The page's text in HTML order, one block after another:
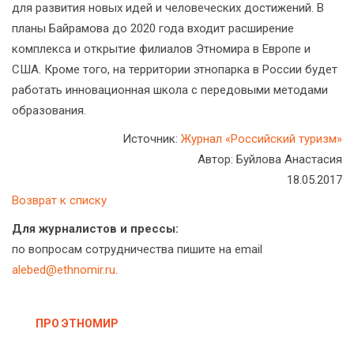
для развития новых идей и человеческих достижений. В
планы Байрамова до 2020 года входит расширение
комплекса и открытие филиалов Этномира в Европе и
США. Кроме того, на территории этнопарка в России будет
работать инновационная школа с передовыми методами
образования.
Источник: Журнал «Российский туризм»
Автор: Буйлова Анастасия
18.05.2017
Возврат к списку
Для журналистов и прессы:
по вопросам сотрудничества пишите на email
alebed@ethnomir.ru.
ПРО ЭТНОМИР